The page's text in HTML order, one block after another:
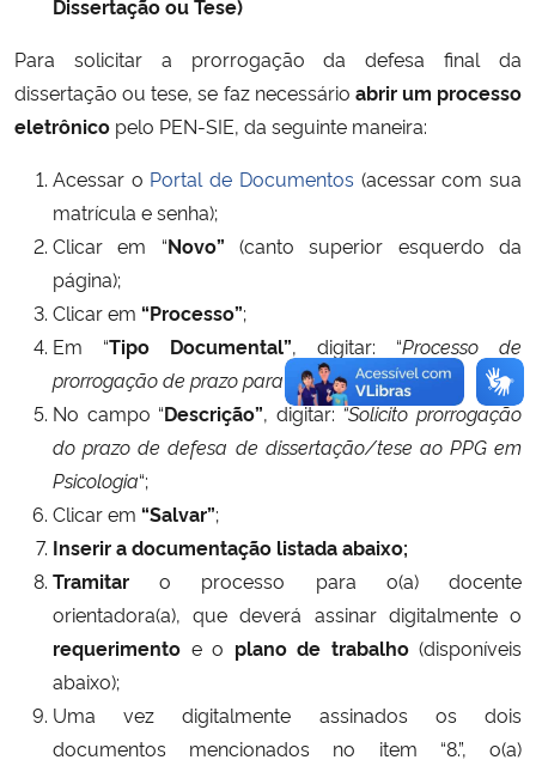
Dissertação ou Tese)
Para solicitar a prorrogação da defesa final da
dissertação ou tese, se faz necessário abrir um processo
eletrônico pelo PEN-SIE, da seguinte maneira:
Acessar o Portal de Documentos (acessar com sua
matrícula e senha);
Clicar em “Novo”(canto superior esquerdo da
página);
Clicar em “Processo”;
Em “Tipo Documental”, digitar: “Processo de
prorrogação de prazo para defesa” ;
No campo “Descrição”, digitar:“Solicito prorrogação
do prazo de defesa de dissertação/tese ao PPG em
Psicologia“;
Clicar em “Salvar”;
Inserir a documentação listada abaixo;
Tramitar o processo para o(a) docente
orientadora(a), que deverá assinar digitalmente o
requerimento e o plano de trabalho (disponíveis
abaixo);
Uma vez digitalmente assinados os dois
documentos mencionados no item “8.”, o(a)